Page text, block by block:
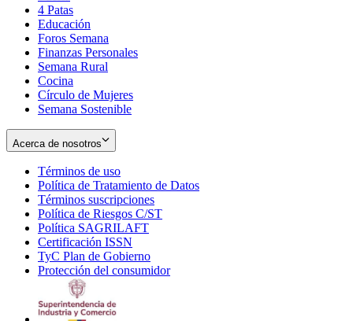
new
window
in
new
window
4 Patas
Educación
Foros Semana
Finanzas Personales
Semana Rural
Cocina
Círculo de Mujeres
Semana Sostenible
Acerca de nosotros
Términos de uso
in
new
window
Política de Tratamiento de Datos
Términos suscripciones
in
Política de Riesgos C/ST
Política SAGRILAFT
new
window
Certificación ISSN
in
new
TyC Plan de Gobierno
in
Protección del consumidorOpens